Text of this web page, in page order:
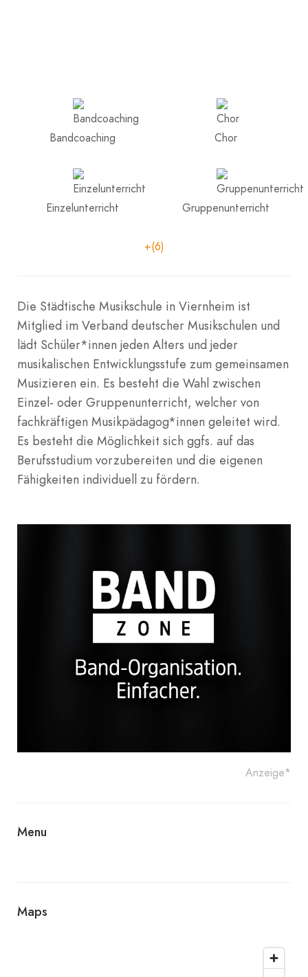
Bandcoaching Chor
Einzelunterricht Gruppenunterricht
+(6)
Die Städtische Musikschule in Viernheim ist
Mitglied im Verband deutscher Musikschulen und
lädt Schüler*innen jeden Alters und jeder
musikalischen Entwicklungsstufe zum gemeinsamen
Musizieren ein. Es besteht die Wahl zwischen
Einzel- oder Gruppenunterricht, welcher von
fachkräftigen Musikpädagog*innen geleitet wird.
Es besteht die Möglichkeit sich ggfs. auf das
Berufsstudium vorzubereiten und die eigenen
Fähigkeiten individuell zu fördern.
Anzeige*
Menu
Maps